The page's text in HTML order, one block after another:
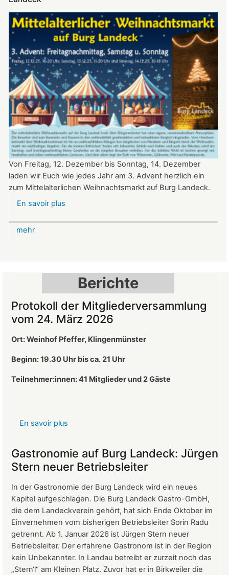
Von Freitag, 12. Dezember bis Sonntag, 14. Dezember
laden wir Euch wie jedes Jahr am 3. Advent herzlich ein
zum Mittelalterlichen Weihnachtsmarkt auf Burg Landeck.
En savoir plus
Landeck
mehr
Berichte
Protokoll der Mitgliederversammlung
vom 24. März 2026
Ort: Weinhof Pfeffer, Klingenmünster
Beginn: 19.30 Uhr bis ca. 21 Uhr
Teilnehmer:innen: 41 Mitglieder und 2 Gäste
En savoir plus
der
Mitgliederversammlung
vom
24.
März
2026
Gastronomie auf Burg Landeck: Jürgen
Stern neuer Betriebsleiter
In der Gastronomie der Burg Landeck wird ein neues
Kapitel aufgeschlagen. Die Burg Landeck Gastro-GmbH,
die dem Landeckverein gehört, hat sich Ende Oktober im
Einvernehmen vom bisherigen Betriebsleiter Sorin Radu
getrennt. Ab 1. Januar 2026 ist Jürgen Stern neuer
Betriebsleiter. Der erfahrene Gastronom ist in der Region
kein Unbekannter. In Landau betreibt er zurzeit noch das
„Stern‘l“ am Kleinen Platz. Zuvor hat er in Birkweiler die